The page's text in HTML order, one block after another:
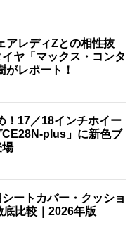
アレディZとの相性抜
ヤ「マックス・コンタ
がレポート！
！17／18インチホイー
plus」に新色ブ
場
ートカバー・クッショ
比較｜2026年版